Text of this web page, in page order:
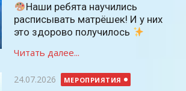
Наши ребята научились
расписывать матрёшек! И у них
это здорово получилось
Читать далее...
Опубликовано
24.07.2026 МЕРОПРИЯТИЯ